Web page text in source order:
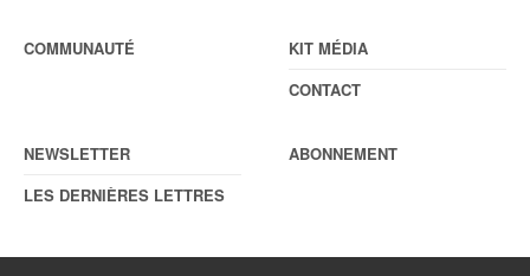
COMMUNAUTÉ
KIT MÉDIA
CONTACT
NEWSLETTER
LES DERNIÈRES LETTRES
ABONNEMENT